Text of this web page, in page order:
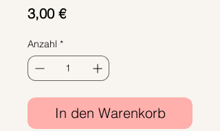
3,00 €Preis
Anzahl *
In den Warenkorb